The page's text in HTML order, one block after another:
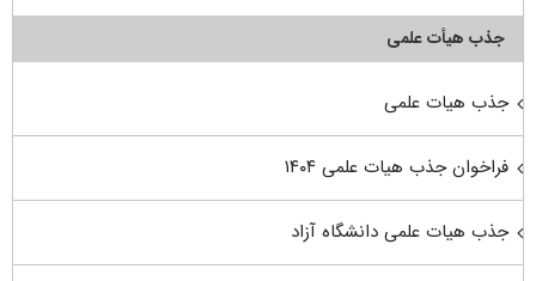
جذب هیأت علمی
جذب هیات علمی
فراخوان جذب هیات علمی ۱۴۰۴
جذب هیات علمی دانشگاه آزاد